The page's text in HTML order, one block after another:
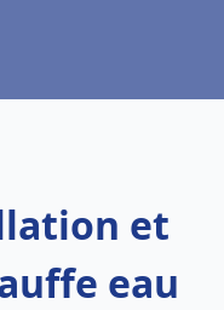
et
eau